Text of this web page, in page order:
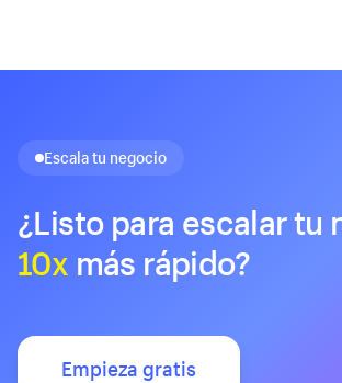
Escala tu negocio
¿Listo para escalar tu
10x más rápido?
Empieza gratis